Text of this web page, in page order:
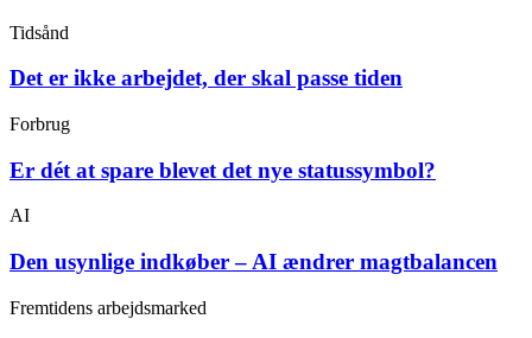
Tidsånd
Det er ikke arbejdet, der skal passe tiden
Forbrug
Er dét at spare blevet det nye statussymbol?
AI
Den usynlige indkøber – AI ændrer magtbalancen
Fremtidens arbejdsmarked